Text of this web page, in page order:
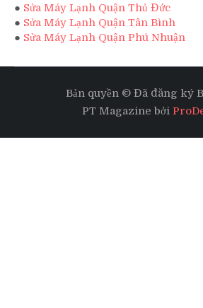
● Sửa Máy Lạnh Quận Thủ Đức
● Sửa Máy Lạnh Quận Tân Bình
● Sửa Máy Lạnh Quận Phú Nhuận
Bản quyền © Đã đăng ký
PT Magazine bởi